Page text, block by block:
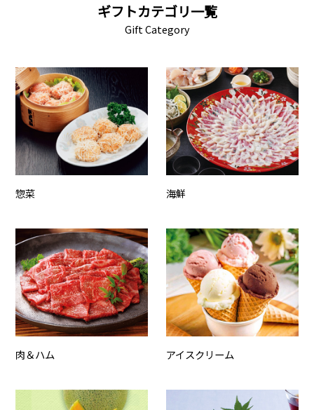
ギフトカテゴリ一覧
Gift Category
惣菜 海鮮
肉＆ハム アイスクリーム